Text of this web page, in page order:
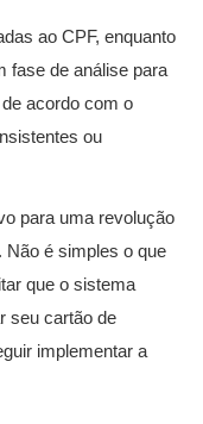
ao CPF, enquanto
fase de análise para
acordo com o
ou
para uma revolução
Não é simples o que
que o sistema
seu cartão de
implementar a